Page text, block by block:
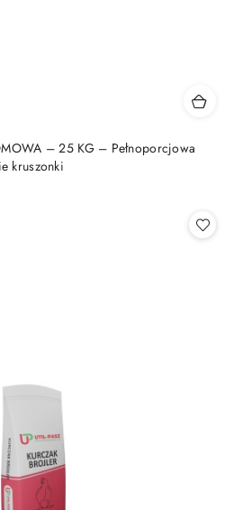
– 25 KG – Pełnoporcjowa
kruszonki